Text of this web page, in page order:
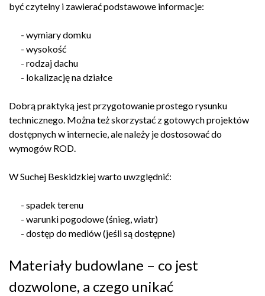
być czytelny i zawierać podstawowe informacje:
- wymiary domku
- wysokość
- rodzaj dachu
- lokalizację na działce
Dobrą praktyką jest przygotowanie prostego rysunku
technicznego. Można też skorzystać z gotowych projektów
dostępnych w internecie, ale należy je dostosować do
wymogów ROD.
W Suchej Beskidzkiej warto uwzględnić:
- spadek terenu
- warunki pogodowe (śnieg, wiatr)
- dostęp do mediów (jeśli są dostępne)
Materiały budowlane – co jest
dozwolone, a czego unikać